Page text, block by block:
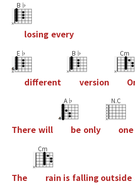
B♭
losing every
E♭
diferent
B♭
version
Cm
O
There will
A♭
be only
N.C
one
The
Cm
rain is falling outside